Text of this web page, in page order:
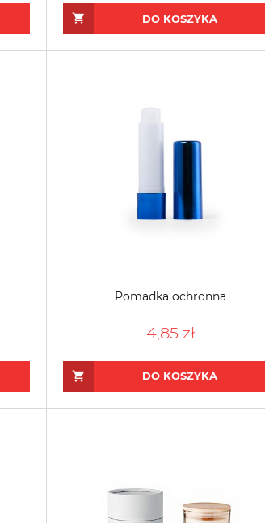
DO KOSZYKA
Pomadka ochronna
4,85 zł
DO KOSZYKA